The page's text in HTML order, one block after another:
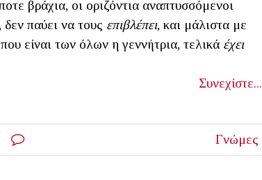
βράχια, οι οριζόντια αναπτυσσόμενοι
παύει να τους επιβλέπει, και μάλιστα με
είναι των όλων η γεννήτρια, τελικά έχει
Συνεχίστε...
Γνώμες